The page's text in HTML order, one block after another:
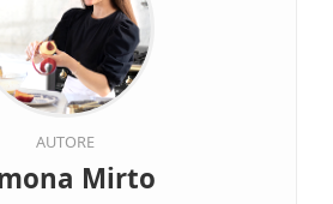
AUTORE
Mirto